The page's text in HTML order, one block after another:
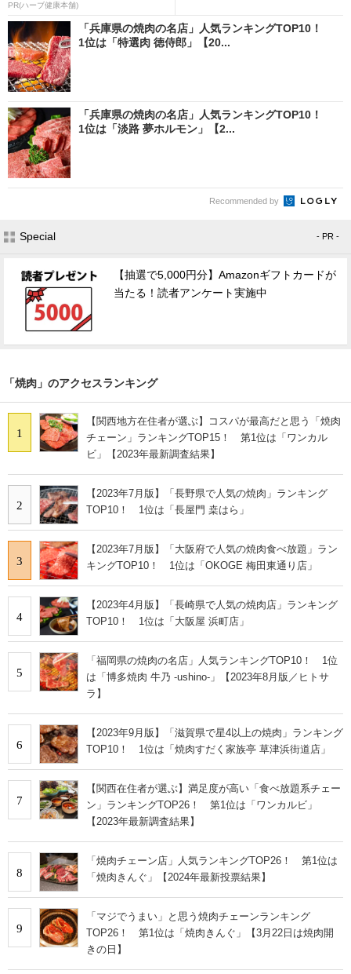
PR(ハーブ健康本舗)
「兵庫県の焼肉の名店」人気ランキングTOP10！
1位は「特選肉 徳侍郎」【20...
「兵庫県の焼肉の名店」人気ランキングTOP10！
1位は「淡路 夢ホルモン」【2...
Recommended by
Special - PR -
【抽選で5,000円分】Amazonギフトカードが
当たる！読者アンケート実施中
「焼肉」のアクセスランキング
1
【関西地方在住者が選ぶ】コスパが最高だと思う「焼肉
チェーン」ランキングTOP15！ 第1位は「ワンカル
ビ」【2023年最新調査結果】
2
【2023年7月版】「長野県で人気の焼肉」ランキング
TOP10！ 1位は「長屋門 桒はら」
3
【2023年7月版】「大阪府で人気の焼肉食べ放題」ラン
キングTOP10！ 1位は「OKOGE 梅田東通り店」
4
【2023年4月版】「長崎県で人気の焼肉店」ランキング
TOP10！ 1位は「大阪屋 浜町店」
5
「福岡県の焼肉の名店」人気ランキングTOP10！ 1位
は「博多焼肉 牛乃 -ushino-」【2023年8月版／ヒトサ
ラ】
6
【2023年9月版】「滋賀県で星4以上の焼肉」ランキング
TOP10！ 1位は「焼肉すだく家族亭 草津浜街道店」
7
【関西在住者が選ぶ】満足度が高い「食べ放題系チェー
ン」ランキングTOP26！ 第1位は「ワンカルビ」
【2023年最新調査結果】
8
「焼肉チェーン店」人気ランキングTOP26！ 第1位は
「焼肉きんぐ」【2024年最新投票結果】
9
「マジでうまい」と思う焼肉チェーンランキング
TOP26！ 第1位は「焼肉きんぐ」【3月22日は焼肉開
きの日】